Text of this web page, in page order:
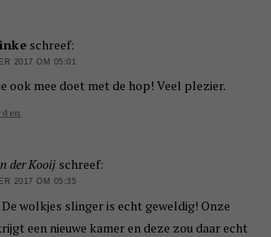
schreef:
2017 OM 05:01
ook mee doet met de hop! Veel plezier.
der Kooij schreef:
2017 OM 05:35
De wolkjes slinger is echt geweldig! Onze
een nieuwe kamer en deze zou daar echt